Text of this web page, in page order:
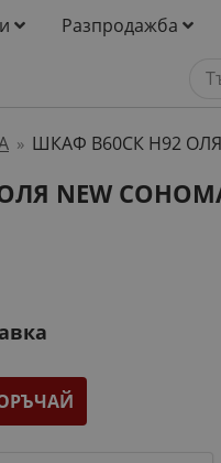
Разпродажба
» ШКАФ B60СК H92
NEW